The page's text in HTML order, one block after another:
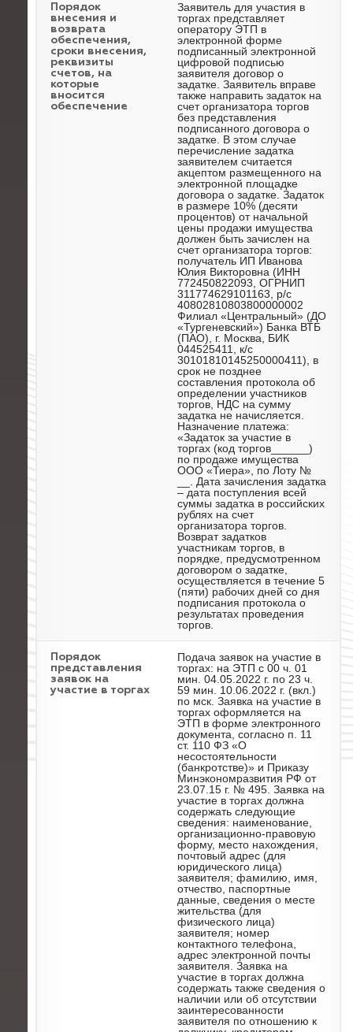
Порядок
внесения и
возврата
обеспечения,
сроки внесения,
реквизиты
счетов, на
которые
вносится
обеспечение
Заявитель для участия в
торгах представляет
оператору ЭТП в
электронной форме
подписанный электронной
цифровой подписью
заявителя договор о
задатке. Заявитель вправе
также направить задаток на
счет организатора торгов
без представления
подписанного договора о
задатке. В этом случае
перечисление задатка
заявителем считается
акцептом размещенного на
электронной площадке
договора о задатке. Задаток
в размере 10% (десяти
процентов) от начальной
цены продажи имущества
должен быть зачислен на
счет организатора торгов:
получатель ИП Иванова
Юлия Викторовна (ИНН
772450822093, ОГРНИП
311774629101163, р/с
40802810803800000002
Филиал «Центральный» (ДО
«Тургеневский») Банка ВТБ
(ПАО), г. Москва, БИК
044525411, к/с
30101810145250000411), в
срок не позднее
составления протокола об
определении участников
торгов, НДС на сумму
задатка не начисляется.
Назначение платежа:
«Задаток за участие в
торгах (код торгов______)
по продаже имущества
ООО «Тиера», по Лоту №
__. Дата зачисления задатка
– дата поступления всей
суммы задатка в российских
рублях на счет
организатора торгов.
Возврат задатков
участникам торгов, в
порядке, предусмотренном
договором о задатке,
осуществляется в течение 5
(пяти) рабочих дней со дня
подписания протокола о
результатах проведения
торгов.
Порядок
представления
заявок на
участие в торгах
Подача заявок на участие в
торгах: на ЭТП с 00 ч. 01
мин. 04.05.2022 г. по 23 ч.
59 мин. 10.06.2022 г. (вкл.)
по мск. Заявка на участие в
торгах оформляется на
ЭТП в форме электронного
документа, согласно п. 11
ст. 110 ФЗ «О
несостоятельности
(банкротстве)» и Приказу
Минэкономразвития РФ от
23.07.15 г. № 495. Заявка на
участие в торгах должна
содержать следующие
сведения: наименование,
организационно-правовую
форму, место нахождения,
почтовый адрес (для
юридического лица)
заявителя; фамилию, имя,
отчество, паспортные
данные, сведения о месте
жительства (для
физического лица)
заявителя; номер
контактного телефона,
адрес электронной почты
заявителя. Заявка на
участие в торгах должна
содержать также сведения о
наличии или об отсутствии
заинтересованности
заявителя по отношению к